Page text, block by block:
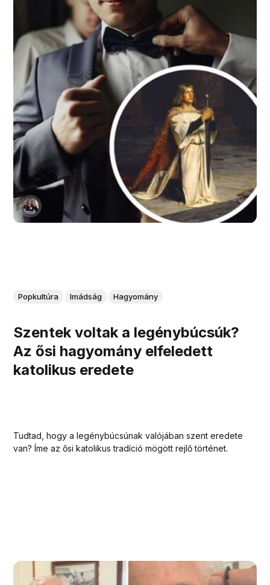
Popkultúra Imádság Hagyomány
Szentek voltak a legénybúcsúk?
Az ősi hagyomány elfeledett
katolikus eredete
Tudtad, hogy a legénybúcsúnak valójában szent eredete
van? Íme az ősi katolikus tradíció mögött rejlő történet.